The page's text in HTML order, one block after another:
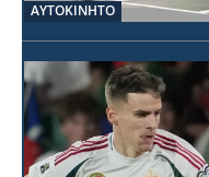
ΑΥΤΟΚΙΝΗΤΟ